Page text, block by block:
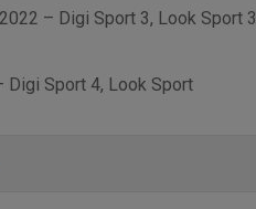
– Digi Sport 3, Look Sport 3
Digi Sport 4, Look Sport